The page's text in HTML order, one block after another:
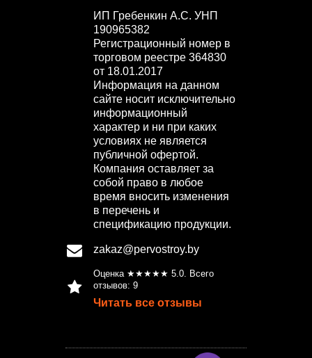
ИП Гребенкин А.С. УНП
190965382
Регистрационный номер в
торговом реестре 364830
от 18.01.2017
Информация на данном
сайте носит исключительно
информационный
характер и ни при каких
условиях не является
публичной офертой.
Компания оставляет за
собой право в любое
время вносить изменения
в перечень и
спецификацию продукции.
zakaz@pervostroy.by
Оценка ★★★★★ 5.0. Всего
отзывов: 9
Читать все отзывы